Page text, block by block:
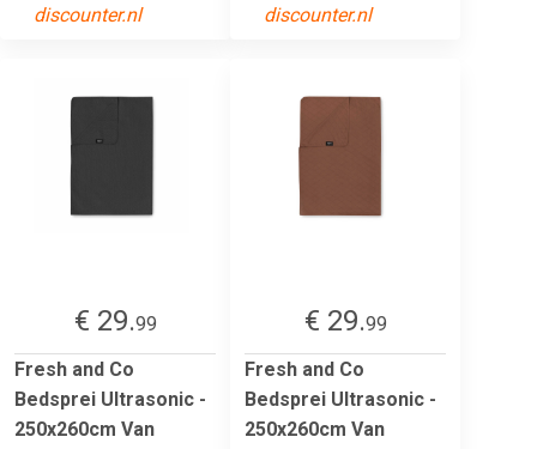
discounter.nl
discounter.nl
€ 29.99
Fresh and Co
Bedsprei Ultrasonic -
250x260cm Van
€ 29.99
Fresh and Co
Bedsprei Ultrasonic -
250x260cm Van